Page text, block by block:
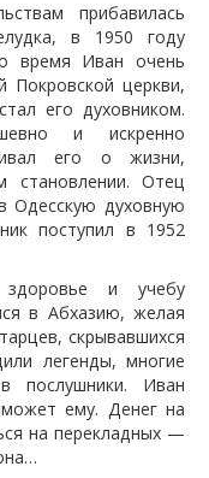
прибавилась
в 1950 году
время Иван очень
Покровской церкви,
его духовником.
и искренно
его о жизни,
становлении. Отец
Одесскую духовную
поступил в 1952
здоровье и учебу
в Абхазию, желая
скрывавшихся
легенды, многие
послушники. Иван
ему. Денег на
на перекладных —